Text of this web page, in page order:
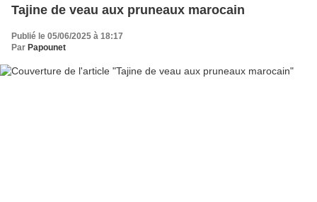
Tajine de veau aux pruneaux marocain
Publié le 05/06/2025 à 18:17
Par Papounet